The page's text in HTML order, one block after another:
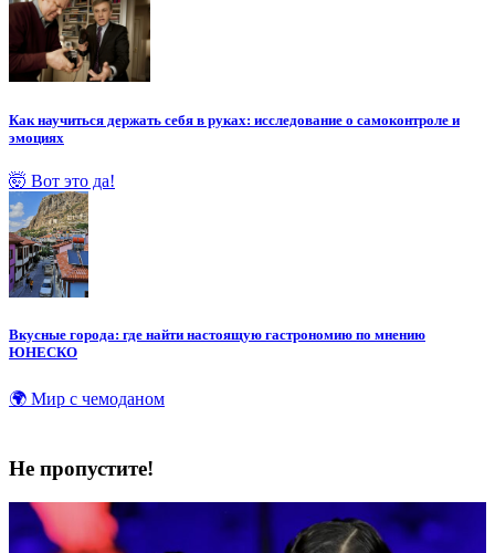
Как научиться держать себя в руках: исследование о самоконтроле и
эмоциях
🤯 Вот это да!
Вкусные города: где найти настоящую гастрономию по мнению
ЮНЕСКО
🌍 Мир с чемоданом
Не пропустите!